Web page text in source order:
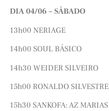
DIA 04/06 – SÁBADO
13h00 NERIAGE
14h00 SOUL BÁSICO
14h30 WEIDER SILVEIRO
15h00 RONALDO SILVESTRE
15h30 SANKOFA: AZ MARIAS